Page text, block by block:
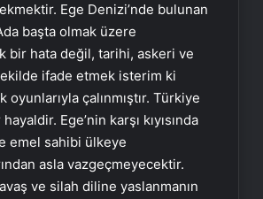
Ege Denizi’nde bulunan
başta olmak üzere
bir hata değil, tarihi, askeri ve
ifade etmek isterim ki
çalınmıştır. Türkiye
Ege’nin karşı kıyısında
emel sahibi ülkeye
asla vazgeçmeyecektir.
ve silah diline yaslanmanın